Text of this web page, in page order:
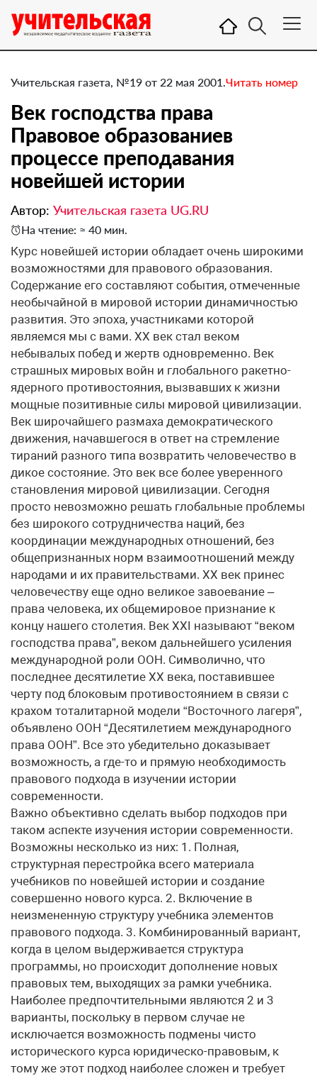
Учительская газета, №19 от 22 мая 2001.Читать номер
Век господства права
Правовое образованиев
процессе преподавания
новейшей истории
Автор: Учительская газета UG.RU
На чтение: ≈ 40 мин.
Курс новейшей истории обладает очень широкими
возможностями для правового образования.
Содержание его составляют события, отмеченные
необычайной в мировой истории динамичностью
развития. Это эпоха, участниками которой
являемся мы с вами. XX век стал веком
небывалых побед и жертв одновременно. Век
страшных мировых войн и глобального ракетно-
ядерного противостояния, вызвавших к жизни
мощные позитивные силы мировой цивилизации.
Век широчайшего размаха демократического
движения, начавшегося в ответ на стремление
тираний разного типа возвратить человечество в
дикое состояние. Это век все более уверенного
становления мировой цивилизации. Сегодня
просто невозможно решать глобальные проблемы
без широкого сотрудничества наций, без
координации международных отношений, без
общепризнанных норм взаимоотношений между
народами и их правительствами. XX век принес
человечеству еще одно великое завоевание –
права человека, их общемировое признание к
концу нашего столетия. Век XXI называют “веком
господства права”, веком дальнейшего усиления
международной роли ООН. Символично, что
последнее десятилетие XX века, поставившее
черту под блоковым противостоянием в связи с
крахом тоталитарной модели “Восточного лагеря”,
объявлено ООН “Десятилетием международного
права ООН”. Все это убедительно доказывает
возможность, а где-то и прямую необходимость
правового подхода в изучении истории
современности.
Важно объективно сделать выбор подходов при
таком аспекте изучения истории современности.
Возможны несколько из них: 1. Полная,
структурная перестройка всего материала
учебников по новейшей истории и создание
совершенно нового курса. 2. Включение в
неизмененную структуру учебника элементов
правового подхода. 3. Комбинированный вариант,
когда в целом выдерживается структура
программы, но происходит дополнение новых
правовых тем, выходящих за рамки учебника.
Наиболее предпочтительными являются 2 и 3
варианты, поскольку в первом случае не
исключается возможность подмены чисто
исторического курса юридическо-правовым, к
тому же этот подход наиболее сложен и требует